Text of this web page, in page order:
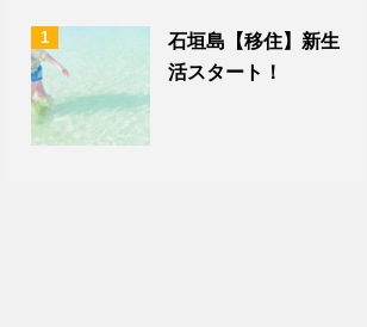
1
石垣島【移住】新生
活スタート！